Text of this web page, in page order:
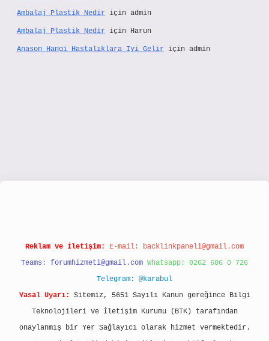
Ambalaj Plastik Nedir için admin
Ambalaj Plastik Nedir için Harun
Anason Hangi Hastalıklara Iyi Gelir için admin
Reklam ve İletişim: E-mail: backlinkpaneli@gmail.com
Teams: forumhizmeti@gmail.com Whatsapp: 0262 606 0 726
Telegram: @karabul
Yasal Uyarı:
Sitemiz, 5651 Sayılı Kanun gereğince Bilgi
Teknolojileri ve İletişim Kurumu (BTK) tarafından
onaylanmış bir Yer Sağlayıcı olarak hizmet vermektedir.